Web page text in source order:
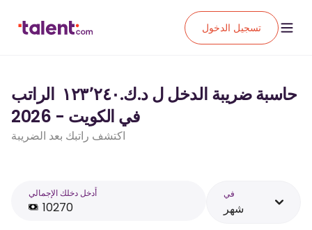
تسجيل الدخول
حاسبة ضريبة الدخل ل د.ك.‏١٢٣٬٢٤٠ ‏ الراتب
في الكويت - 2026
اكتشف راتبك بعد الضريبة
أَدخل دخلك الإجمالي في
شهر